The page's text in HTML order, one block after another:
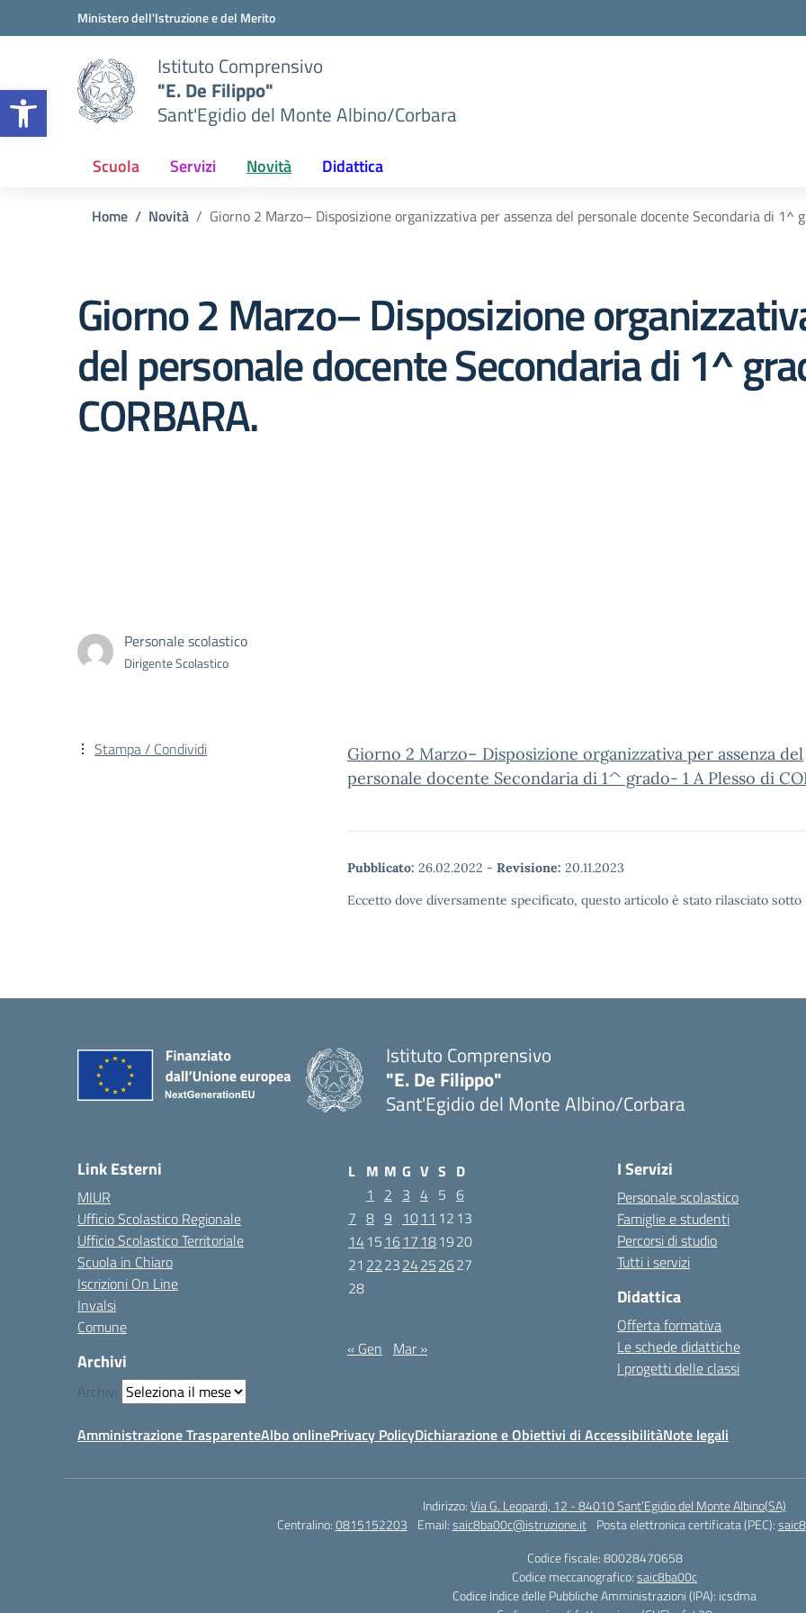
Apri la barra degli strumenti
Vai ai contenuti
Vai al menu di navigazioneMinistero dell'Istruzione e del Merito
Istituto Comprensivo
"E. De Filippo"
Sant'Egidio del Monte Albino/Corbara
Scuola Servizi Novità Didattica
Home Novità Giorno 2 Marzo– Disposizione organizzativa per assenza del personale docente Secondaria di 1^
Giorno 2 Marzo– Disposizione
del personale docente Secondaria di 1^
CORBARA.
Personale scolastico
Dirigente Scolastico
Giorno 2 Marzo– Disposizione organizzativa per assenza del
personale docente Secondaria di 1^ grado- 1 A Plesso di
Pubblicato: 26.02.2022 - Revisione: 20.11.2023
Eccetto dove diversamente specificato, questo articolo è stato rilasciato
Stampa / Condividi
Istituto Comprensivo
"E. De Filippo"
Sant'Egidio del Monte Albino/Corbara
Link Esterni
MIUR
Ufficio Scolastico Regionale
Ufficio Scolastico Territoriale
Scuola in Chiaro
Iscrizioni On Line
Invalsi
Comune
Archivi
Archivi
L M M G V S D
1
2 3 4 5 6
7 8 9 1011 12 13
1415 1617 181920
21 222324252627
28
« Gen Mar »
I Servizi
Personale scolastico
Famiglie e studenti
Percorsi di studio
Tutti i servizi
Didattica
Offerta formativa
Le schede didattiche
I progetti delle classi
Amministrazione TrasparenteAlbo onlinePrivacy PolicyDichiarazione e Obiettivi di AccessibilitàNote legali
Indirizzo:Via G. Leopardi, 12 - 84010 Sant’Egidio del Monte Albino(SA)
Centralino:0815152203 Email:saic8ba00c@istruzione.it Posta elettronica certificata (PEC):
Codice fiscale: 80028470658
Codice meccanografico:saic8ba00c
Codice Indice delle Pubbliche Amministrazioni (IPA): icsdma